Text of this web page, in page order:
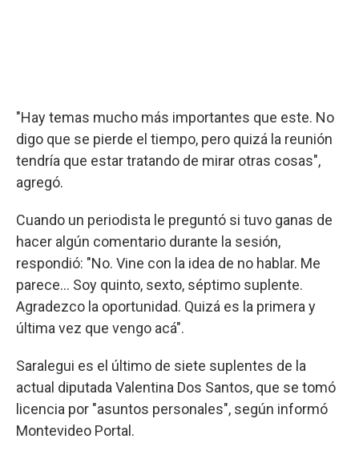
"Hay temas mucho más importantes que este. No
digo que se pierde el tiempo, pero quizá la reunión
tendría que estar tratando de mirar otras cosas",
agregó.
Cuando un periodista le preguntó si tuvo ganas de
hacer algún comentario durante la sesión,
respondió: "No. Vine con la idea de no hablar. Me
parece... Soy quinto, sexto, séptimo suplente.
Agradezco la oportunidad. Quizá es la primera y
última vez que vengo acá".
Saralegui es el último de siete suplentes de la
actual diputada Valentina Dos Santos, que se tomó
licencia por "asuntos personales", según informó
Montevideo Portal.